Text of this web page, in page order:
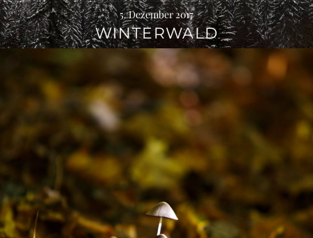
5. Dezember 2017
WINTERWALD